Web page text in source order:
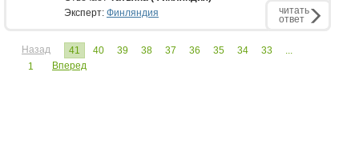
Эксперт: Финляндия читать
ответ
Назад 41 40 39 38 37 36 35 34 33
...
1
Вперед